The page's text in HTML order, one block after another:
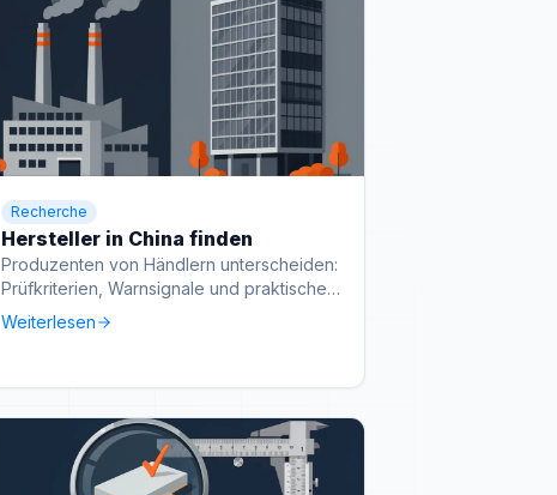
Recherche
Hersteller in China finden
Produzenten von Händlern unterscheiden:
Prüfkriterien, Warnsignale und praktische
Vorgehensweise.
Weiterlesen